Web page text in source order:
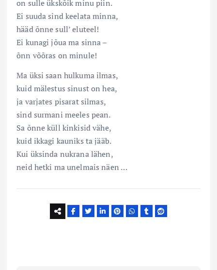
on sulle ükskõik minu piin.
Ei suuda sind keelata minna,
hääd õnne sull’ eluteel!
Ei kunagi jõua ma sinna –
õnn võõras on minule!
Ma üksi saan hulkuma ilmas,
kuid mälestus sinust on hea,
ja varjates pisarat silmas,
sind surmani meeles pean.
Sa õnne küll kinkisid vähe,
kuid ikkagi kauniks ta jääb.
Kui üksinda nukrana lähen,
neid hetki ma unelmais näen …